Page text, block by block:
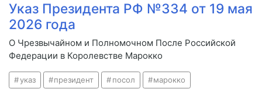
Указ Президента РФ №334 от 19 мая
2026 года
О Чрезвычайном и Полномочном После Российской
Федерации в Королевстве Марокко
указ президент посол марокко